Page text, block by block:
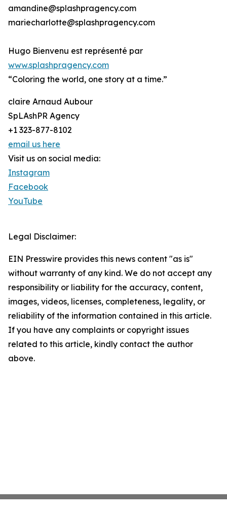
amandine@splashpragency.com
mariecharlotte@splashpragency.com
Hugo Bienvenu est représenté par
www.splashpragency.com
“Coloring the world, one story at a time.”
claire Arnaud Aubour
SpLAshPR Agency
+1 323-877-8102
email us here
Visit us on social media:
Instagram
Facebook
YouTube
Legal Disclaimer:
EIN Presswire provides this news content "as is"
without warranty of any kind. We do not accept any
responsibility or liability for the accuracy, content,
images, videos, licenses, completeness, legality, or
reliability of the information contained in this article.
If you have any complaints or copyright issues
related to this article, kindly contact the author
above.